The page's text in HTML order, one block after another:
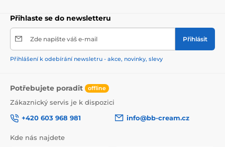
Přihlaste se do newsletteru
Zde napište váš e-mail Přihlásit
Přihlášení k odebírání newsletru - akce, novinky, slevy
Potřebujete poradit offline
Zákaznický servis je k dispozici
+420 603 968 981
info@bb-cream.cz
Kde nás najdete